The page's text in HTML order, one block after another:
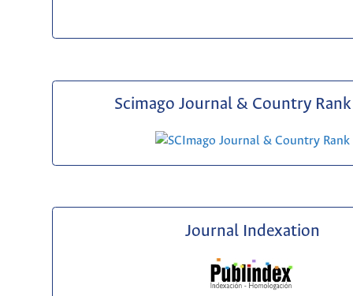
Scimago Journal & Country Rank
Journal Indexation